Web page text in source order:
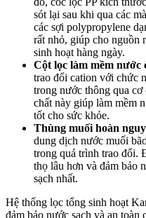
sót lại sau khi qua các
các sợi polypropylene
rất nhỏ, giúp cho nguồn
sinh hoạt hàng ngày.
Cột lọc làm mềm nước
trao đổi cation với chức
trong nước thông qua
chất này giúp làm mềm
tốt cho sức khỏe.
Thùng muối hoàn
dung dịch nước muối
trong quá trình trao đổi.
thọ lâu hơn và đảm bảo
sạch nhất.
Hệ thống lọc tổng sinh hoạt
đảm bảo nước sạch và an